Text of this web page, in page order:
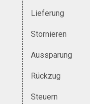
Lieferung
Stornieren
Aussparung
Rückzug
Steuern